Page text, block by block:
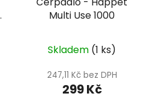
Multi Use 1000
Skladem (1 ks)
247,11 Kč bez DPH
299 Kč